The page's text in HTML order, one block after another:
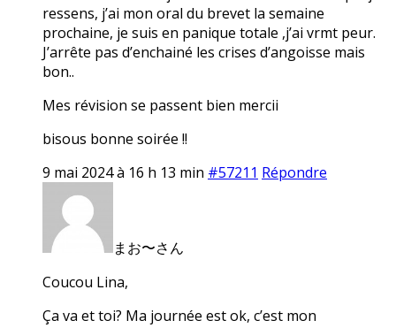
ressens, j’ai mon oral du brevet la semaine
prochaine, je suis en panique totale ,j’ai vrmt peur.
J’arrête pas d’enchainé les crises d’angoisse mais
bon..
Mes révision se passent bien mercii
bisous bonne soirée !!
9 mai 2024 à 16 h 13 min #57211 Répondre
まお〜さん
Coucou Lina,
Ça va et toi? Ma journée est ok, c’est mon